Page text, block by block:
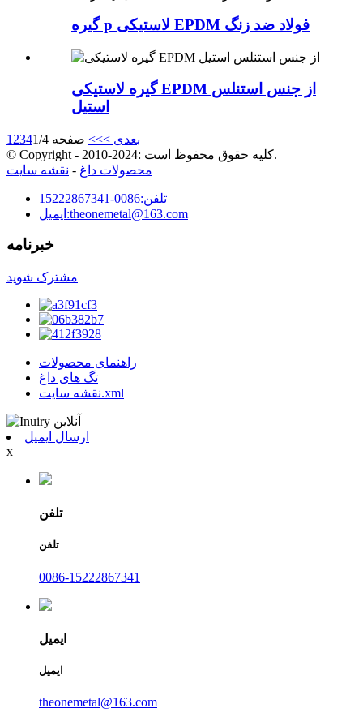
گیره p لاستیکی EPDM فولاد ضد زنگ
گیره لاستیکی EPDM از جنس استنلس
استیل
1 234 بعدی >>> صفحه 1/4
© Copyright - 2010-2024: کلیه حقوق محفوظ است.
محصولات داغ - نقشه سایت
تلفن:0086-15222867341
ایمیل:theonemetal@163.com
خبرنامه
مشترک شوید
راهنمای محصولات
تگ های داغ
نقشه سایت.xml
ارسال ایمیل
x
تلفن
تلفن
0086-15222867341
ایمیل
ایمیل
theonemetal@163.com